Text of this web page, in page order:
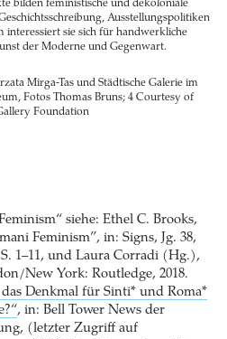
bilden feministische und dekoloniale
Ausstellungspolitiken
interessiert sie sich für handwerkliche
der Moderne und Gegenwart.
Mirga-Tas und Städtische Galerie im
Fotos Thomas Bruns; 4 Courtesy of
Foundation
siehe: Ethel C. Brooks,
Feminism”, in: Signs, Jg. 38,
1–11, und Laura Corradi (Hg.),
New York: Routledge, 2018.
Denkmal für Sinti* und Roma*
, in: Bell Tower News der
(letzter Zugriff auf